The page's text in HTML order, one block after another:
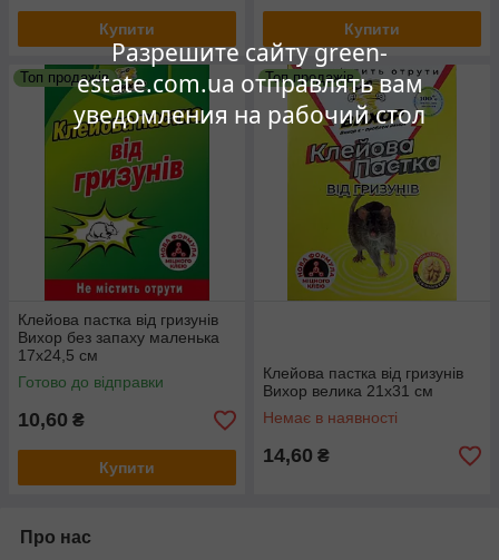
Разрешите сайту green-
estate.com.ua отправлять вам
уведомления на рабочий стол
Купити Купити
Топ продажів
Клейова пастка від гризунів
Вихор без запаху маленька
17х24,5 см
Готово до відправки
10,60 ₴
Купити
Топ продажів
Клейова пастка від гризунів
Вихор велика 21х31 см
Немає в наявності
14,60 ₴
Про нас